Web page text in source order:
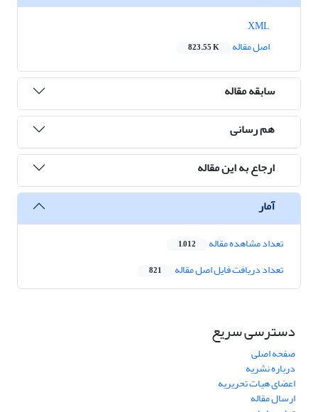
اصل مقاله
823.55 K
سابقه مقاله
هم رسانی
ارجاع به این مقاله
آمار
تعداد مشاهده مقاله 1,012
تعداد دریافت فایل اصل مقاله 821
دسترسی سریع
صفحه اصلی
درباره نشریه
اعضای هیات تحریریه
ارسال مقاله